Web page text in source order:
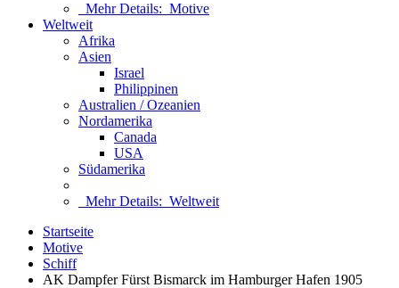
Mehr Details: Motive
Weltweit
Afrika
Asien
Israel
Philippinen
Australien / Ozeanien
Nordamerika
Canada
USA
Südamerika
Mehr Details: Weltweit
Startseite
Motive
Schiff
AK Dampfer Fürst Bismarck im Hamburger Hafen 1905